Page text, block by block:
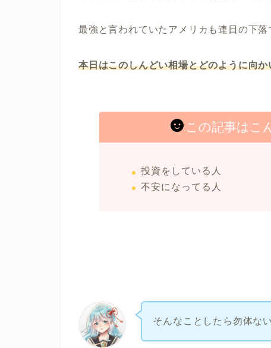
最強と言われていたアメリカも連日の下
本日はこのしんどい相場とどのように向
この記事はこ
投資をしている人
不安になってる人
そんなことしたら勿体ない